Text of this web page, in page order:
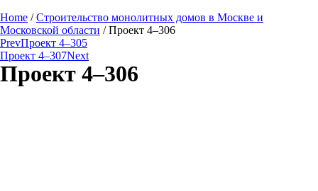
Home /Строительство монолитных домов в Москве и
Московской области / Проект 4–306
PrevПроект 4–305
Проект 4–307Next
Проект 4–306